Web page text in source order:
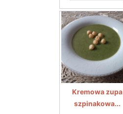
Kremowa zupa
szpinakowa...